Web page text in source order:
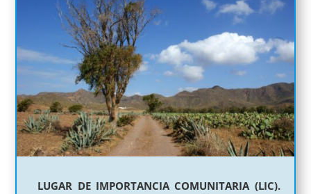
LUGAR DE IMPORTANCIA COMUNITARIA (LIC).